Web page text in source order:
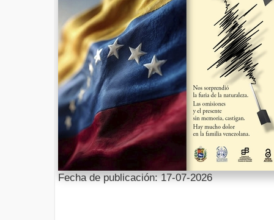
Fecha de publicación: 17-07-2026